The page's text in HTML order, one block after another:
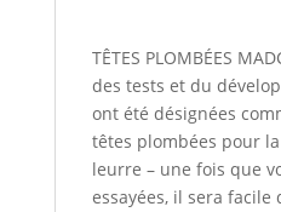
TÊTES PLOMBÉES
des tests et du
ont été désignées
têtes plombées pour
leurre – une fois que
essayées, il sera facile